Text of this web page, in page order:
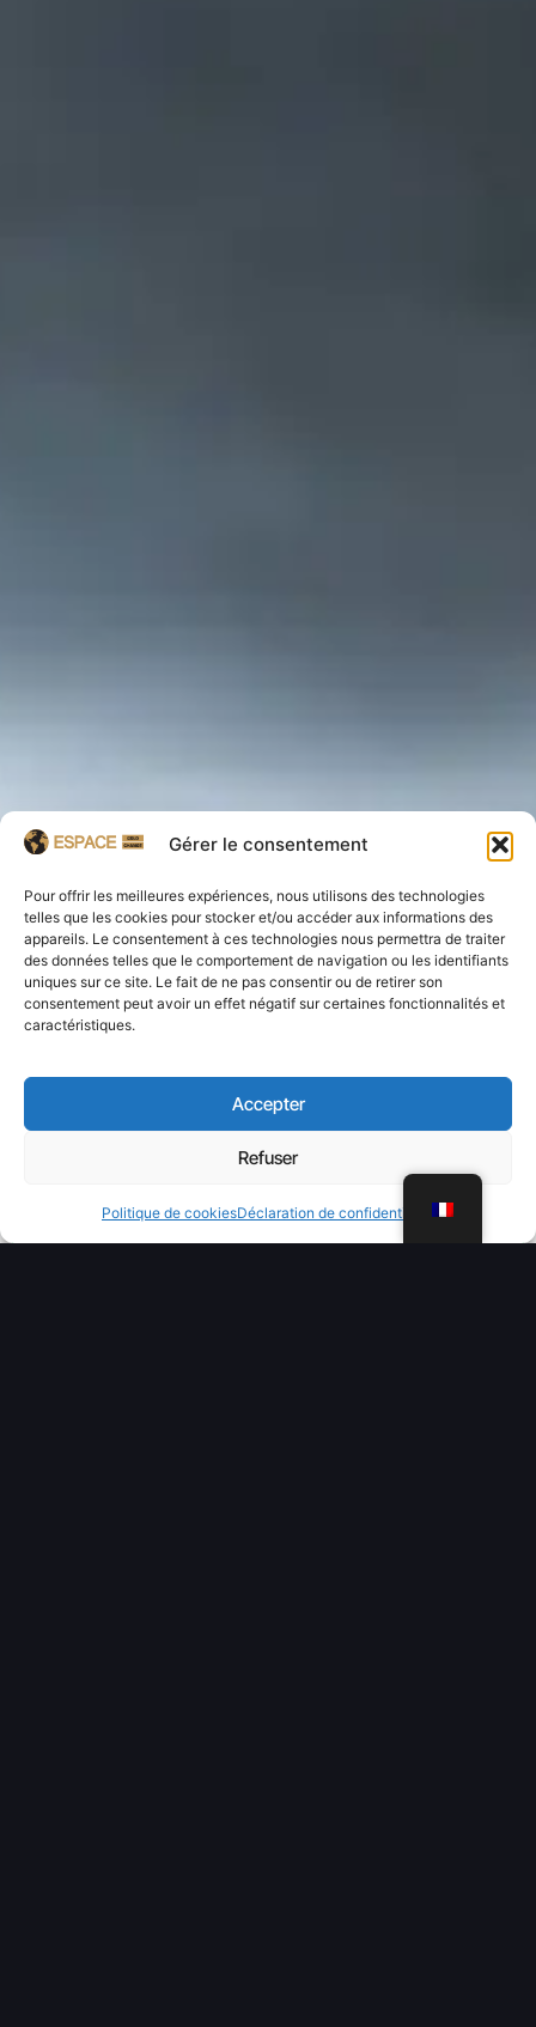
Gérer le consentement
Pour offrir les meilleures expériences, nous utilisons des technologies
telles que les cookies pour stocker et/ou accéder aux informations des
appareils. Le consentement à ces technologies nous permettra de traiter
des données telles que le comportement de navigation ou les identifiants
uniques sur ce site. Le fait de ne pas consentir ou de retirer son
consentement peut avoir un effet négatif sur certaines fonctionnalités et
caractéristiques.
Accepter
Refuser
Politique de cookiesDéclaration de confidentialité
WhatsApp